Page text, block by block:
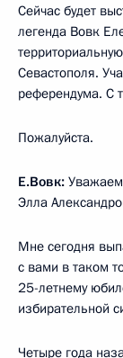
Сейчас будет
легенда Вовк
Севастополя.
референдума. С
Пожалуйста.
Е.Вовк:
Элла
Мне сегодня
с вами в таком
25-летнему
избирательной
Четыре года